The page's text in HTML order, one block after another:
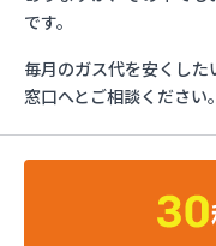
みづほ商店
愛媛日商プロパン
旭物産株式会社
安高ガス商会
です。
毎月のガス代を安くし
窓口へとご相談ください。